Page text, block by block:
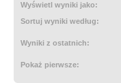
Wyświetl wyniki jako:
Sortuj wyniki według:
Wyniki z ostatnich:
Pokaż pierwsze: